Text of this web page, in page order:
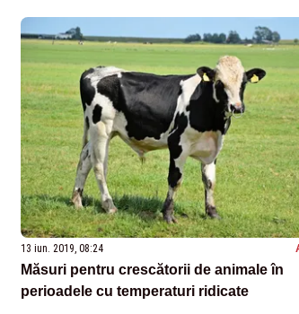
13 iun. 2019, 08:24
Măsuri pentru crescătorii de animale în
perioadele cu temperaturi ridicate